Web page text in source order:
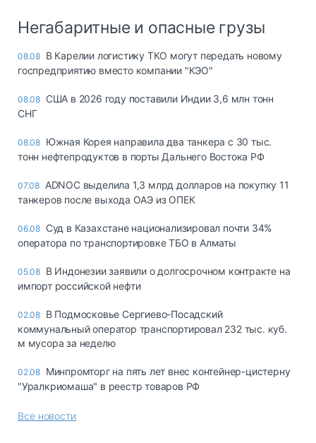
Негабаритные и опасные грузы
08.08 В Карелии логистику ТКО могут передать новому
госпредприятию вместо компании "КЭО"
08.08 США в 2026 году поставили Индии 3,6 млн тонн
СНГ
08.08 Южная Корея направила два танкера с 30 тыс.
тонн нефтепродуктов в порты Дальнего Востока РФ
07.08 ADNOC выделила 1,3 млрд долларов на покупку 11
танкеров после выхода ОАЭ из ОПЕК
06.08 Суд в Казахстане национализировал почти 34%
оператора по транспортировке ТБО в Алматы
05.08 В Индонезии заявили о долгосрочном контракте на
импорт российской нефти
02.08 В Подмосковье Сергиево-Посадский
коммунальный оператор транспортировал 232 тыс. куб.
м мусора за неделю
02.08 Минпромторг на пять лет внес контейнер-цистерну
"Уралкриомаша" в реестр товаров РФ
Все новости